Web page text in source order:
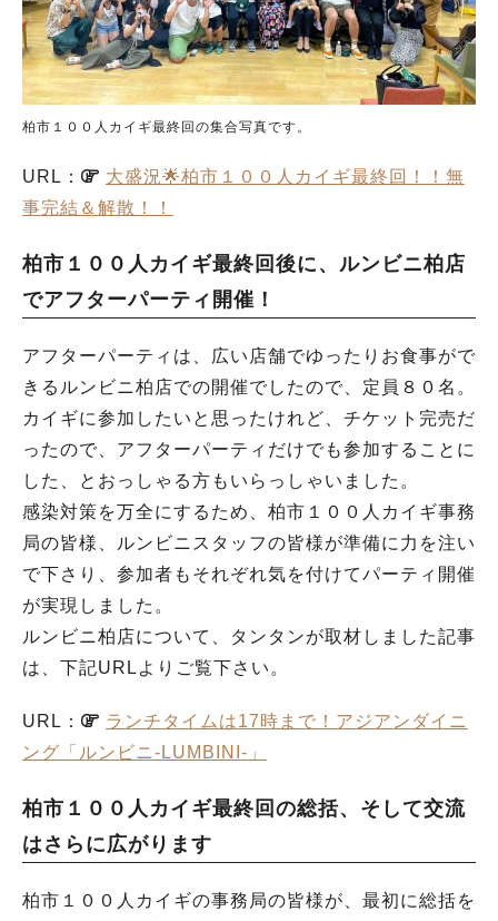
柏市１００人カイギ最終回の集合写真です。
URL：
大盛況🌟柏市１００人カイギ最終回！！無
事完結＆解散！！
柏市１００人カイギ最終回後に、ルンビニ柏店
でアフターパーティ開催！
アフターパーティは、広い店舗でゆったりお食事がで
きるルンビニ柏店での開催でしたので、定員８０名。
カイギに参加したいと思ったけれど、チケット完売だ
ったので、アフターパーティだけでも参加することに
した、とおっしゃる方もいらっしゃいました。
感染対策を万全にするため、柏市１００人カイギ事務
局の皆様、ルンビニスタッフの皆様が準備に力を注い
で下さり、参加者もそれぞれ気を付けてパーティ開催
が実現しました。
ルンビニ柏店について、タンタンが取材しました記事
は、下記URLよりご覧下さい。
URL：
ランチタイムは17時まで！アジアンダイニ
ング「ルンビニ-LUMBINI-」
柏市１００人カイギ最終回の総括、そして交流
はさらに広がります
柏市１００人カイギの事務局の皆様が、最初に総括を